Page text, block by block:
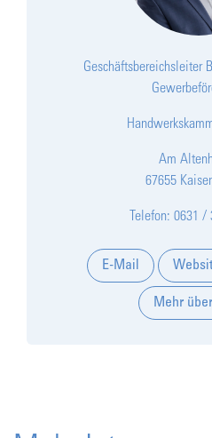
Geschäftsbereichsleiter
Am
67655
Telefon: 0631
E-Mail
Mehr